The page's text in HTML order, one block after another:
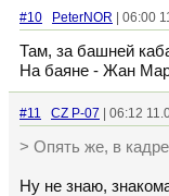
#10 PeterNOR | 06:00
Там, за башней
На баяне - Жан
#11 CZ P-07 | 06:12
> Опять же, в
Ну не знаю,